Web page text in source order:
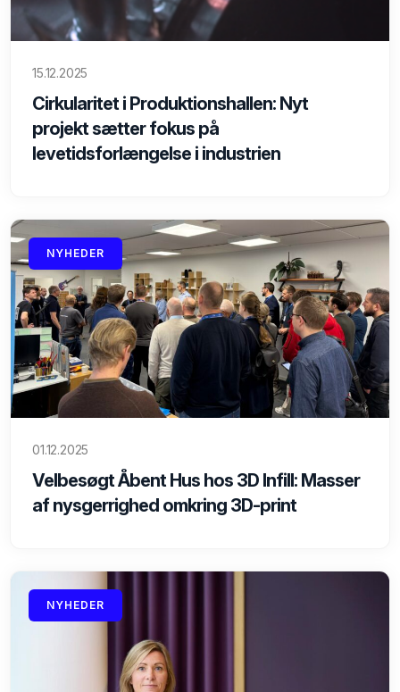
15.12.2025
Cirkularitet i Produktionshallen: Nyt
projekt sætter fokus på
levetidsforlængelse i industrien
NYHEDER
01.12.2025
Velbesøgt Åbent Hus hos 3D Infill: Masser
af nysgerrighed omkring 3D-print
NYHEDER